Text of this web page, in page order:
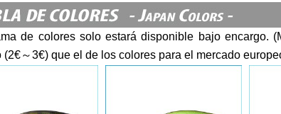
de colores solo estará disponible bajo encargo.
(2€～3€) que el de los colores para el mercado